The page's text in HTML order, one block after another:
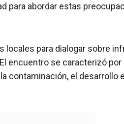
para abordar estas
locales para dialogar sobre
encuentro se caracterizó por
contaminación, el desarrollo